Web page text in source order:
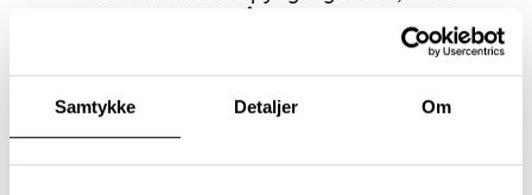
Samtykke Detaljer Om
Lindex som kilde når du publiserer. Andre
produktbilder kan lastes ned direkte fra
lindex.com. Hvis du har spørsmål, kan du
Female Engineering Closely